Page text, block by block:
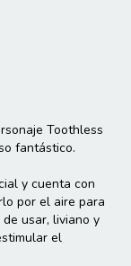
Toothless
fantástico.
y cuenta con
por el aire para
usar, liviano y
el